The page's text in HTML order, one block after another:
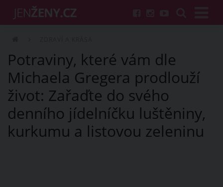
Potraviny, které vám dle
Michaela Gregera prodlouží
život: Zařaďte do svého
denního jídelníčku luštěniny,
kurkumu a listovou zeleninu